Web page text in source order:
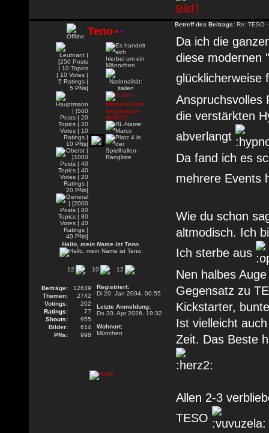
]
Teno••
Hallo, mein Name ist Teno.
12 10 12
Beiträge:
12639
Themen:
2742
Votings:
202
Ratings:
77
Shouts:
955
Bilder:
614
PNs:
998
Registriert:
Di 20. Jan 2004, 00:55
Letzte Anmeldung:
Do 30. Apr 2026, 19:32
Wohnort:
München
Betreff des Beitrags: Re: TESO
Da ich die
diese modernen
glücklicherweise
Anspruchsvolles
die verstärkten
abverlangt
Da fand ich es
mehrere Events
Wie du schon
altmodisch. Ich
Ich sterbe aus
Nen halbes
Gegensatz zu
Kickstarter,
Ist vielleicht
Zeit. Das Beste
Allen 2-3
TESO